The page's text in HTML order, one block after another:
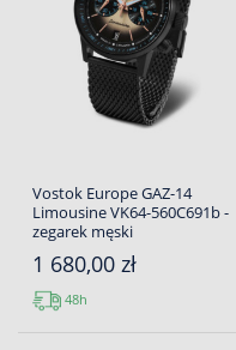
Vostok Europe GAZ-14
Limousine VK64-560C691b -
zegarek męski
1 680,00 zł
48h